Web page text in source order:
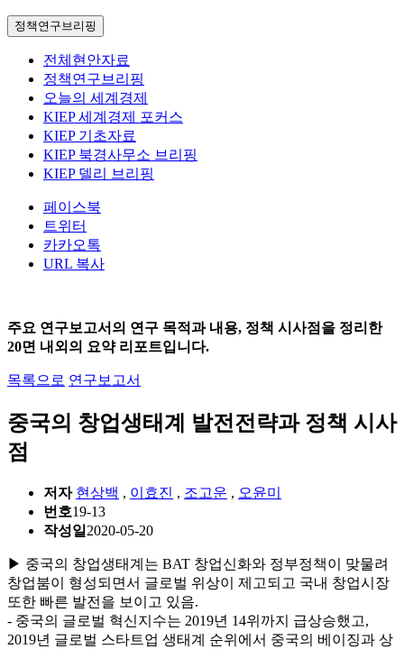
정책연구브리핑
전체현안자료
정책연구브리핑
오늘의 세계경제
KIEP 세계경제 포커스
KIEP 기초자료
KIEP 북경사무소 브리핑
KIEP 델리 브리핑
페이스북
트위터
카카오톡
URL 복사
주요 연구보고서의 연구 목적과 내용, 정책 시사점을 정리한
20면 내외의 요약 리포트입니다.
목록으로 연구보고서
중국의 창업생태계 발전전략과 정책 시사
점
저자 현상백 , 이효진 , 조고운 , 오윤미
번호19-13
작성일 2020-05-20
▶ 중국의 창업생태계는 BAT 창업신화와 정부정책이 맞물려
창업붐이 형성되면서 글로벌 위상이 제고되고 국내 창업시장
또한 빠른 발전을 보이고 있음.
- 중국의 글로벌 혁신지수는 2019년 14위까지 급상승했고,
2019년 글로벌 스타트업 생태계 순위에서 중국의 베이징과 상